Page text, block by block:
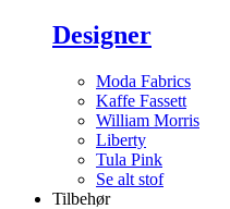
Designer
Moda Fabrics
Kaffe Fassett
William Morris
Liberty
Tula Pink
Se alt stof
Tilbehør